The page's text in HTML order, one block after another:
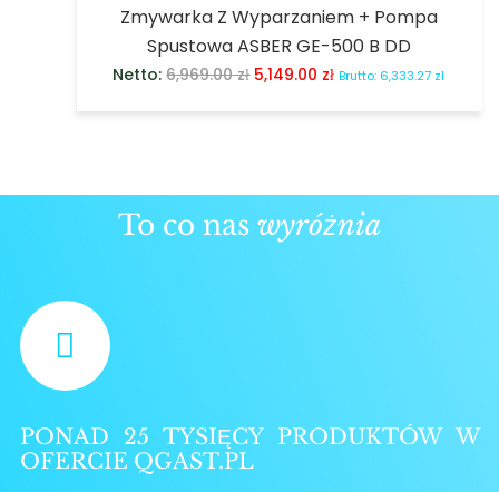
Zmywarka Z Wyparzaniem + Pompa
Spustowa ASBER GE-500 B DD
Netto:6,969.00zł 5,149.00 zł Brutto: 6,333.27 zł
To co nas wyróżnia
PONAD 25 TYSIĘCY PRODUKTÓW W
OFERCIE QGAST.PL